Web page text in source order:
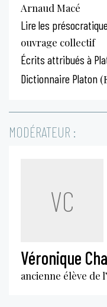
Arnaud Macé
Lire les
ouvrage collectif
Écrits attribués à
Dictionnaire Platon
MODÉRATEUR :
VC
Véronique
ancienne élève de